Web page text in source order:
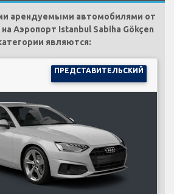
арендуемыми автомобилями от
Аэропорт Istanbul Sabiha Gökçen
являются:
ПРЕДСТАВИТЕЛЬСКИЙ